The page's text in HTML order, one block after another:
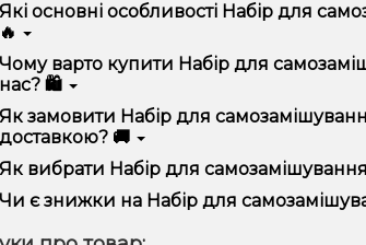
Які основні особливості Набір для
🔥
Набір для самозамішування Alchemist Salt
використання та надійністю.
Чому варто купити Набір для
нас? 🛍️
Ми пропонуємо тільки оригінальну
регулярні акції та знижки для клієнтів!
Як замовити Набір для
доставкою? 🚚
Оформити замовлення можна в кілька кліків:
Додайте Набір для самозамішування
Як вибрати Набір для
Вибір залежить від ваших уподобань –
вейп – потужність та смак. Наші менеджери
Чи є знижки на Набір для